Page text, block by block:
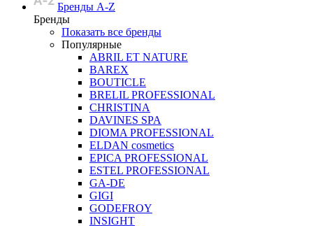
Бренды A-Z
Бренды
Показать все бренды
Популярные
ABRIL ET NATURE
BAREX
BOUTICLE
BRELIL PROFESSIONAL
CHRISTINA
DAVINES SPA
DIOMA PROFESSIONAL
ELDAN cosmetics
EPICA PROFESSIONAL
ESTEL PROFESSIONAL
GA-DE
GIGI
GODEFROY
INSIGHT